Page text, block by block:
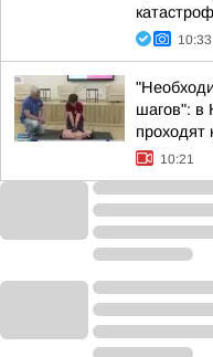
10:33
шагов": в
проходят
10:21